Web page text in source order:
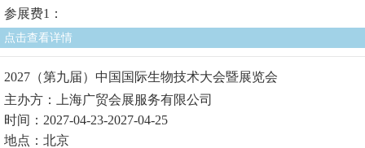
参展费1：
点击查看详情
2027（第九届）中国国际生物技术大会暨展览会
主办方：上海广贸会展服务有限公司
时间：2027-04-23-2027-04-25
地点：北京